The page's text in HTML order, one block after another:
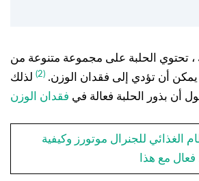
، تحتوي الحلبة على مجموعة متنوعة من
يمكن أن تؤدي إلى فقدان الوزن. (2)
لذلك
أن بذور الحلبة فعالة في فقدان الوزن
الغذائي للجنرال موتورز وكيفية
مع هذا